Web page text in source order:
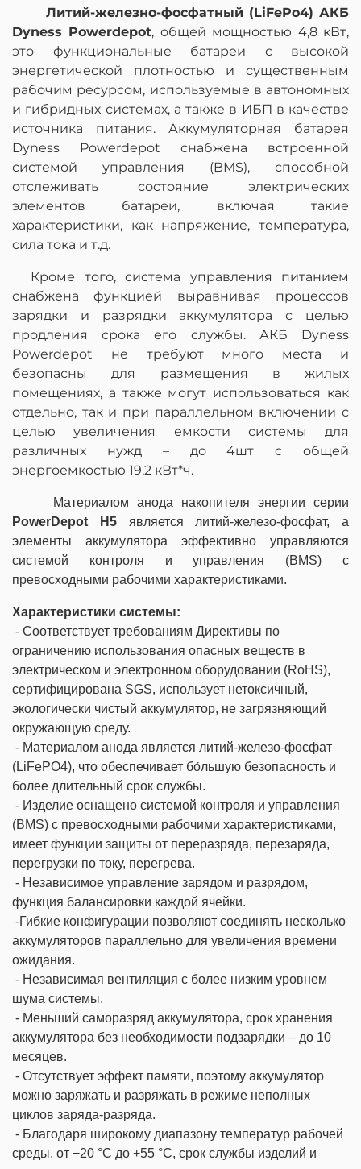
Литий-железно-фосфатный (LiFePo4) АКБ
Dyness Powerdepot, общей мощностью 4,8 кВт,
это функциональные батареи с высокой
энергетической плотностью и существенным
рабочим ресурсом, используемые в автономных
и гибридных системах, а также в ИБП в качестве
источника питания. Аккумуляторная батарея
Dyness Powerdepot снабжена встроенной
системой управления (BMS), способной
отслеживать состояние электрических
элементов батареи, включая такие
характеристики, как напряжение, температура,
сила тока и т.д.
Кроме того, система управления питанием
снабжена функцией выравнивая процессов
зарядки и разрядки аккумулятора с целью
продления срока его службы. АКБ Dyness
Powerdepot не требуют много места и
безопасны для размещения в жилых
помещениях, а также могут использоваться как
отдельно, так и при параллельном включении с
целью увеличения емкости системы для
различных нужд – до 4шт c общей
энергоемкостью 19,2 кВт*ч.
Материалом анода накопителя энергии серии
PowerDepot H5является литий-железо-фосфат, а
элементы аккумулятора эффективно управляются
системой контроля и управления (BMS) с
превосходными рабочими характеристиками.
Характеристики системы:
- Соответствует требованиям Директивы по
ограничению использования опасных веществ в
электрическом и электронном оборудовании (RoHS),
сертифицирована SGS, использует нетоксичный,
экологически чистый аккумулятор, не загрязняющий
окружающую среду.
- Материалом анода является литий-железо-фосфат
(LiFePO4), что обеспечивает бо́льшую безопасность и
более длительный срок службы.
- Изделие оснащено системой контроля и управления
(BMS) с превосходными рабочими характеристиками,
имеет функции защиты от переразряда, перезаряда,
перегрузки по току, перегрева.
- Независимое управление зарядом и разрядом,
функция балансировки каждой ячейки.
-Гибкие конфигурации позволяют соединять несколько
аккумуляторов параллельно для увеличения времени
ожидания.
- Независимая вентиляция с более низким уровнем
шума системы.
- Меньший саморазряд аккумулятора, срок хранения
аккумулятора без необходимости подзарядки – до 10
месяцев.
- Отсутствует эффект памяти, поэтому аккумулятор
можно заряжать и разряжать в режиме неполных
циклов заряда-разряда.
- Благодаря широкому диапазону температур рабочей
среды, от −20 °C до +55 °C, срок службы изделий и